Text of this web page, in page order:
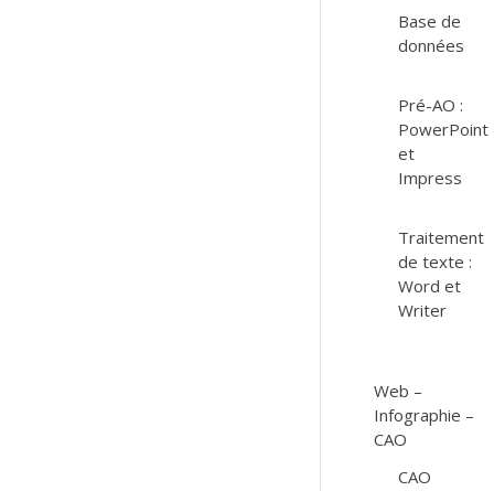
Base de
données
Pré-AO :
PowerPoint
et
Impress
Traitement
de texte :
Word et
Writer
Web –
Infographie –
CAO
CAO